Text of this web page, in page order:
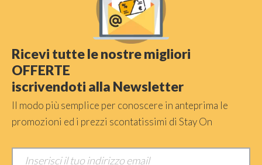
Ricevi tutte le nostre migliori
OFFERTE
iscrivendoti alla Newsletter
Il modo più semplice per conoscere in anteprima le
promozioni ed i prezzi scontatissimi di Stay On